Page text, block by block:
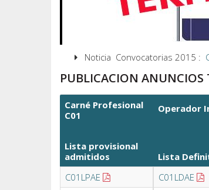
Noticia Convocatorias 2015 :
PUBLICACION ANUNCIOS
Carné Profesional
C01
Operador
Lista provisional
admitidos
Lista
C01LPAE
C01LDAE